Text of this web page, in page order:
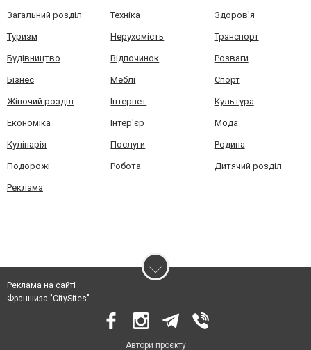
Загальний розділ Техніка Здоров'я
Туризм Нерухомість Транспорт
Будівництво Відпочинок Розваги
Бізнес Меблі Спорт
Жіночий розділ Інтернет Культура
Економіка Інтер'єр Мода
Кулінарія Послуги Родина
Подорожі Робота Дитячий розділ
Реклама
Реклама на сайті
Франшиза "CitySites"
Автори проєкту